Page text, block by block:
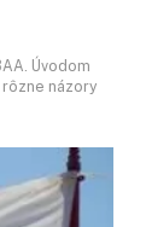
Úvodom
názory